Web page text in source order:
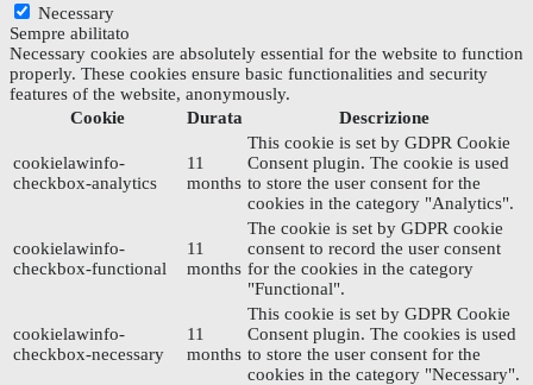
Necessary
Sempre abilitato
Necessary cookies are absolutely essential for the website to function
properly. These cookies ensure basic functionalities and security
features of the website, anonymously.
Cookie
Durata Descrizione
cookielawinfo-
checkbox-analytics
11
months
This cookie is set by GDPR Cookie
Consent plugin. The cookie is used
to store the user consent for the
cookies in the category "Analytics".
cookielawinfo-
checkbox-functional
11
months
The cookie is set by GDPR cookie
consent to record the user consent
for the cookies in the category
"Functional".
cookielawinfo-
checkbox-necessary
11
months
This cookie is set by GDPR Cookie
Consent plugin. The cookies is used
to store the user consent for the
cookies in the category "Necessary".